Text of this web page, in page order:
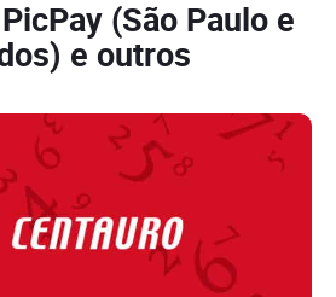
(São Paulo e
e outros